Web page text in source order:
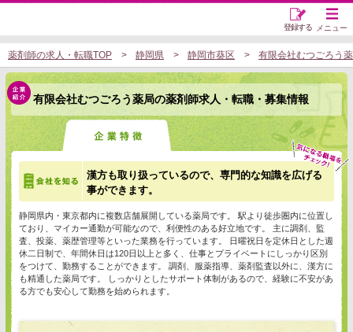
メニュー
登録する
薬剤師の求人・転職TOP 静岡県 静岡市葵区 有限会社むつごろう
有限会社むつごろう薬局の薬剤師求人・転職・募集情報
漢方も取り扱っているので、専門的な知識を広げる
事ができます。
静岡県内・東京都内に複数店舗展開している薬局です。 駅より徒歩圏内に位置し
ており、マイカー通勤が可能なので、利便性のある好立地です。 主に調剤、監
査、投薬、薬歴管理等といった業務を行っています。 日曜祝日を定休日とした週
休二日制で、年間休日は120日以上と多く、仕事とプライベートにしっかり区別
をつけて、勤務することができます。 調剤、服薬指導、薬剤監査以外に、漢方に
も精通した薬局です。 しっかりとしたサポート体制があるので、経験に不安があ
る方でも安心して勤務を始められます。